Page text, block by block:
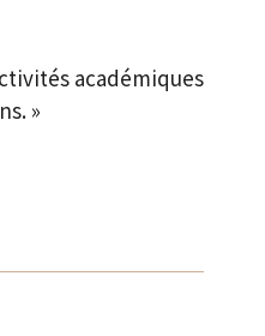
académiques
»